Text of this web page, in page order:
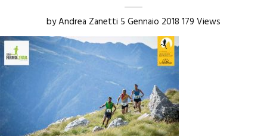
byAndrea Zanetti 5 Gennaio 2018 179 Views